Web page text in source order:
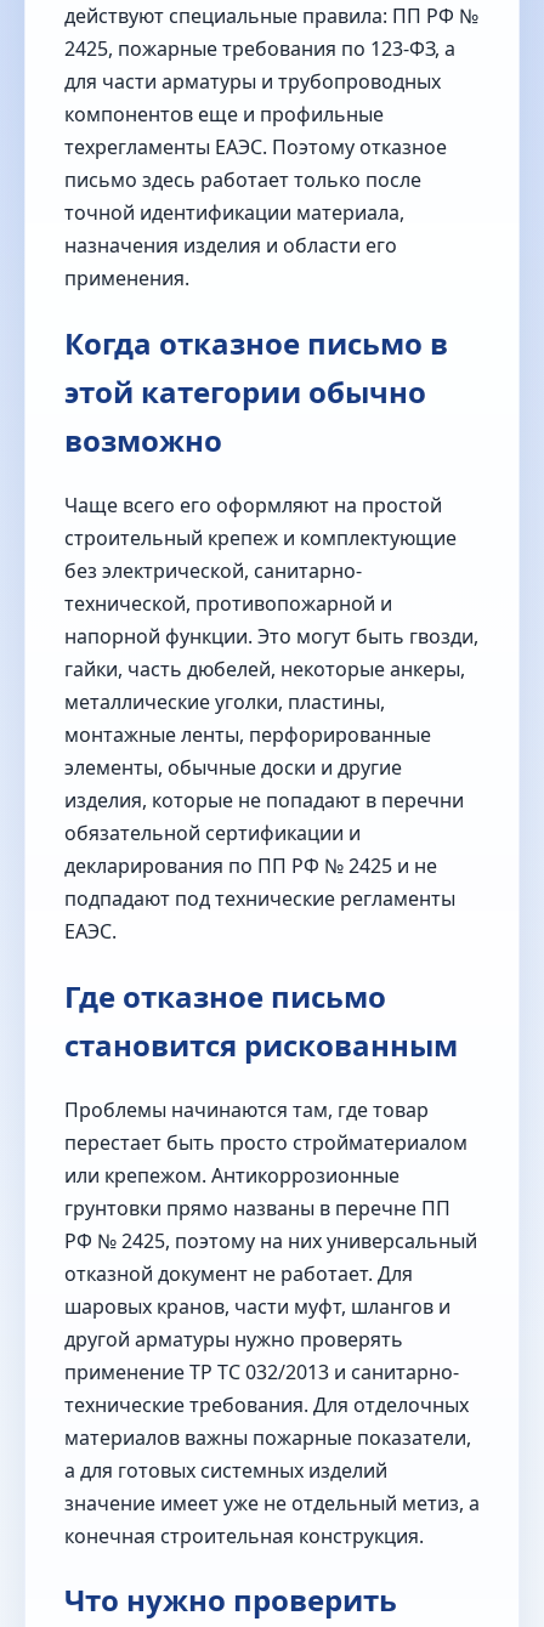
действуют специальные правила: ПП РФ №
2425, пожарные требования по 123-ФЗ, а
для части арматуры и трубопроводных
компонентов еще и профильные
техрегламенты ЕАЭС. Поэтому отказное
письмо здесь работает только после
точной идентификации материала,
назначения изделия и области его
применения.
Когда отказное письмо в
этой категории обычно
возможно
Чаще всего его оформляют на простой
строительный крепеж и комплектующие
без электрической, санитарно-
технической, противопожарной и
напорной функции. Это могут быть гвозди,
гайки, часть дюбелей, некоторые анкеры,
металлические уголки, пластины,
монтажные ленты, перфорированные
элементы, обычные доски и другие
изделия, которые не попадают в перечни
обязательной сертификации и
декларирования по ПП РФ № 2425 и не
подпадают под технические регламенты
ЕАЭС.
Где отказное письмо
становится рискованным
Проблемы начинаются там, где товар
перестает быть просто стройматериалом
или крепежом. Антикоррозионные
грунтовки прямо названы в перечне ПП
РФ № 2425, поэтому на них универсальный
отказной документ не работает. Для
шаровых кранов, части муфт, шлангов и
другой арматуры нужно проверять
применение ТР ТС 032/2013 и санитарно-
технические требования. Для отделочных
материалов важны пожарные показатели,
а для готовых системных изделий
значение имеет уже не отдельный метиз, а
конечная строительная конструкция.
Что нужно проверить